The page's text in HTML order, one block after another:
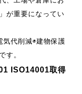
が重要になってい
気代削減◉建物保護
す。
ISO14001取得